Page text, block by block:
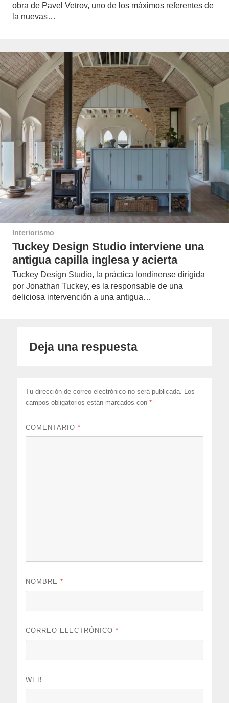
obra de Pavel Vetrov, uno de los máximos referentes de
la nuevas…
Interiorismo
Tuckey Design Studio interviene una
antigua capilla inglesa y acierta
Tuckey Design Studio, la práctica londinense dirigida
por Jonathan Tuckey, es la responsable de una
deliciosa intervención a una antigua…
Deja una respuesta
Tu dirección de correo electrónico no será publicada. Los
campos obligatorios están marcados con*
COMENTARIO*
NOMBRE*
CORREO ELECTRÓNICO*
WEB